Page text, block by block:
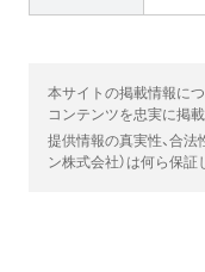
本サイトの掲載情報に
コンテンツを忠実に掲
提供情報の真実性、合法
ン株式会社）は何ら保証